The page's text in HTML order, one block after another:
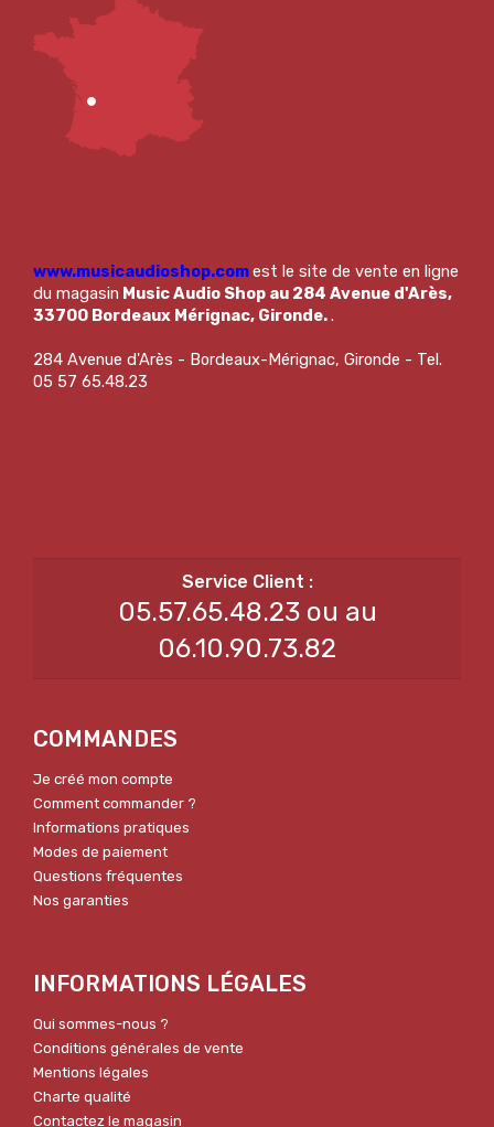
www.musicaudioshop.comest le site de vente en ligne
du magasin Music Audio Shop au 284 Avenue d'Arès,
33700 Bordeaux Mérignac, Gironde..
284 Avenue d'Arès - Bordeaux-Mérignac, Gironde - Tel.
05 57 65.48.23
05.57.65.48.23 ou au
06.10.90.73.82
COMMANDES
Je créé mon compte
Comment commander ?
Informations pratiques
Modes de paiement
Questions fréquentes
Nos garanties
INFORMATIONS LÉGALES
Qui sommes-nous ?
Conditions générales de vente
Mentions légales
Charte qualité
Contactez le magasin